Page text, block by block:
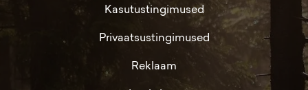
Kasutustingimused
Privaatsustingimused
Reklaam